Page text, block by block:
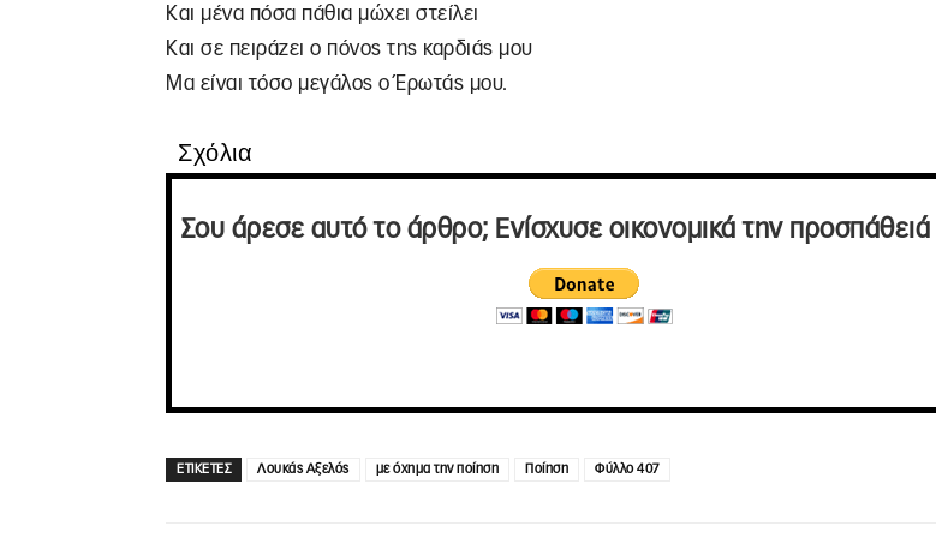
Και μένα πόσα πάθια μώχει στείλει
Και σε πειράζει ο πόνος της καρδιάς μου
Μα είναι τόσο μεγάλος ο Έρωτάς μου.
Σχόλια
Σου άρεσε αυτό το άρθρο; Ενίσχυσε οικονομικά την προσπάθειά
ΕΤΙΚΕΤΕΣ Λουκάς Αξελός με όχημα την ποίηση Ποίηση Φύλλο 407